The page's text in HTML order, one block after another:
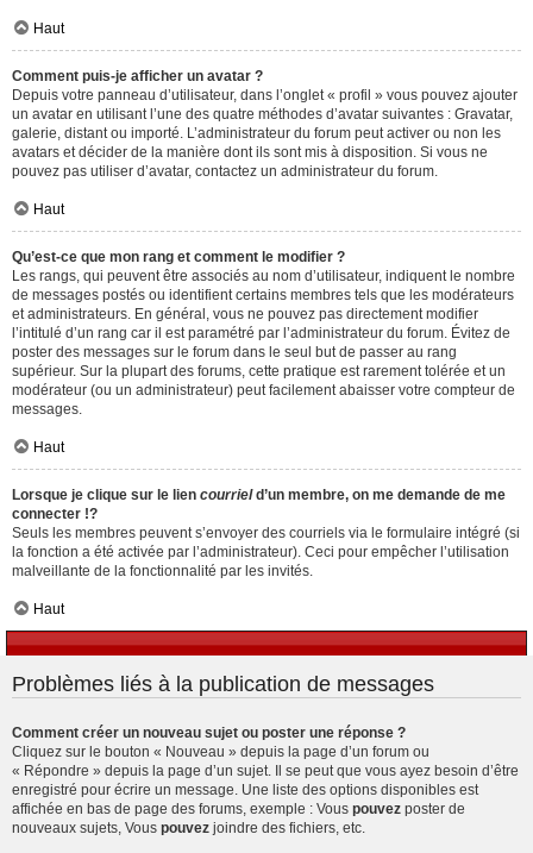
Haut
Comment puis-je afficher un avatar ?
Depuis votre panneau d’utilisateur, dans l’onglet « profil » vous pouvez ajouter
un avatar en utilisant l’une des quatre méthodes d’avatar suivantes : Gravatar,
galerie, distant ou importé. L’administrateur du forum peut activer ou non les
avatars et décider de la manière dont ils sont mis à disposition. Si vous ne
pouvez pas utiliser d’avatar, contactez un administrateur du forum.
Haut
Qu’est-ce que mon rang et comment le modifier ?
Les rangs, qui peuvent être associés au nom d’utilisateur, indiquent le nombre
de messages postés ou identifient certains membres tels que les modérateurs
et administrateurs. En général, vous ne pouvez pas directement modifier
l’intitulé d’un rang car il est paramétré par l’administrateur du forum. Évitez de
poster des messages sur le forum dans le seul but de passer au rang
supérieur. Sur la plupart des forums, cette pratique est rarement tolérée et un
modérateur (ou un administrateur) peut facilement abaisser votre compteur de
messages.
Haut
Lorsque je clique sur le lien courrield’un membre, on me demande de me
connecter !?
Seuls les membres peuvent s’envoyer des courriels via le formulaire intégré (si
la fonction a été activée par l’administrateur). Ceci pour empêcher l’utilisation
malveillante de la fonctionnalité par les invités.
Haut
Problèmes liés à la publication de messages
Comment créer un nouveau sujet ou poster une réponse ?
Cliquez sur le bouton « Nouveau » depuis la page d’un forum ou
« Répondre » depuis la page d’un sujet. Il se peut que vous ayez besoin d’être
enregistré pour écrire un message. Une liste des options disponibles est
affichée en bas de page des forums, exemple : Vous pouvez poster de
nouveaux sujets, Vous pouvez joindre des fichiers, etc.